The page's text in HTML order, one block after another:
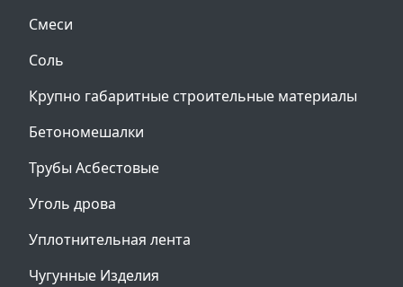
Смеси
Соль
Крупно габаритные строительные материалы
Бетономешалки
Трубы Асбестовые
Уголь дрова
Уплотнительная лента
Чугунные Изделия